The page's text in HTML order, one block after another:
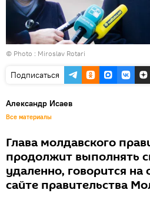
© Photo : Miroslav Rotari
Подписаться
Александр Исаев
Все материалы
Глава молдавского
продолжит выполнять
удаленно, говорится
сайте правительства